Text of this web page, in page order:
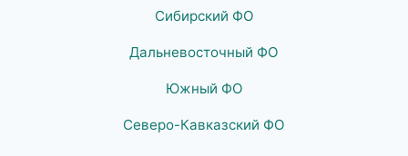
Сибирский ФО
Дальневосточный ФО
Южный ФО
Северо-Кавказский ФО